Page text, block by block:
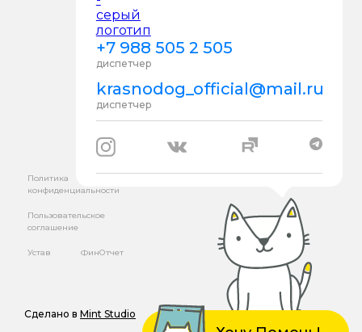
+7 988 505 2 505
диспетчер
krasnodog_official@mail.ru
диспетчер
Политика
конфиденциальности
Пользовательское
соглашение
Устав ФинОтчет
Сделано в Mint Studio